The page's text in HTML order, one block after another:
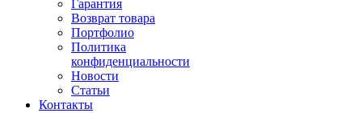
Гарантия
Возврат товара
Портфолио
Политика
конфиденциальности
Новости
Статьи
Контакты